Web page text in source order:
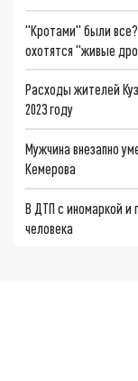
"Кротами" были все?
охотятся "живые
Расходы жителей
2023 году
Мужчина внезапно
Кемерова
В ДТП с иномаркой и
человека